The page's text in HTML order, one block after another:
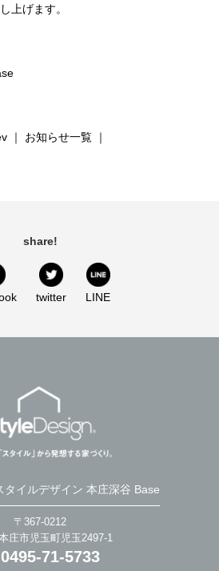
上げます。
｜ お知らせ一覧｜
share!
twitter LINE
タイルデザイン 本庄深谷 Base
〒367-0212
庄市児玉町児玉2497-1
0495-71-5733